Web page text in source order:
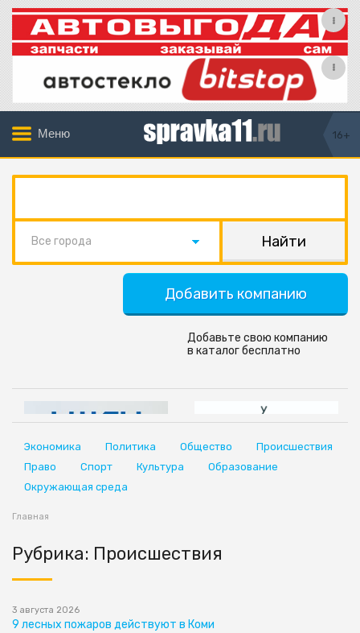
Меню 16+
Все города
Добавить компанию
Добавьте свою компанию
в каталог бесплатно
Экономика Политика Общество
Происшествия
Право
Спорт Культура
Образование
Окружающая среда
Главная
Рубрика: Происшествия
3 августа 2026
9 лесных пожаров действуют в Коми